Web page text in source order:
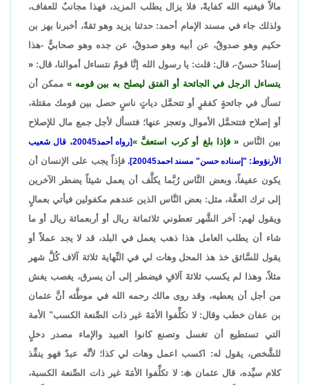
مالاً فيغنيه الله كفايةً، فلا يزال يطلب المزيد، فهذا مجانبٌ للعفاف،
ولذلك جاء في مسند الإمام أحمد: حدثنا يزيد وهو ثقةٌ، أخبرنا بهز بن
حكيم وهو صدوقٌ، عن أبيه وهو صدوقٌ، عن جده وهو صحابيٌّ -هذا
إسنادٌ حسنٌ-، قال: قلت: يا رسول الله إنَّا قومٌ نتساءل أموالنا، قال:
يتساءل الرجل في الجائحة أو الفتق ليصلح به بين قومه
ممكن أن
تسأل في جائحةٍ كفقرٍ أو تتحمَّل دياتٍ ناسٍ حصل بين قومك مقتلة،
أو إصلاح فتتحمَّل الأموال وتعجز عنها؛ فتسأل لأجل جمع مال للإصلاح
بين النَّاس
فإذا بلغ أو كرب استعفَّ
[رواه أحمد20045، قال شعيب
الأرنؤوط: "إسناده حسن" مسند احمد20045].
فإذاً يجب على الإنسان أن
يكون عفيفاً، وبعض النَّاس رُبَّما يكلَّف أن يعمل شيئاً يضطر الآخرين
إلى ترك العفَّة، مثل: بعض النَّاس الذين عندهم مكفولين فيأتي بعمالٍ
ويقول لهم: آخر الشَّهر تعطوني ثلاثمائة ريال أو أربعمائة ريال أو ما
شاء أن يطلب العامل هذا ذهب يعمل في البلد، قد لا يجد عملاً أو
يقول للسَّائق خذ هذ المحل وهات لي في النِّهاية ثلاثة آلاف كُلَّ شهر
مثلاً، وهذا لم يكسب ثلاثةَ آلافٍ فيضطر إلى أن يسرق، يغصب يغش
من أجل أن يعطيه، وقد روى مالك رحمه الله في موطَّئه أنَّ عثمان
بن عفان خطب وقال: لا تكلِّفوا الأمَةَ غير ذات الصِّنعة الكسب" الأمة
التي تستطيع أن تغسل وتصنع كانوا العبيد والإماء مصدر دخلٍ
للشَّخص، يقول له: اكسب اعمل وهات لي كذا؛ لأنَّه عبدٌ فهو ينفِّذ
كلام سيِّده، قال عثمان: لا تكلِّفوا الأمَةَ غير ذات الصِّنعة الكسبة،